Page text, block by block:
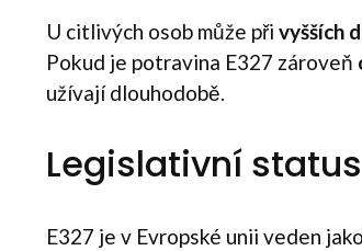
U citlivých osob může při vyšších
Pokud je potravina E327 zároveň
užívají dlouhodobě.
Legislativní status
E327 je v Evropské unii veden jako